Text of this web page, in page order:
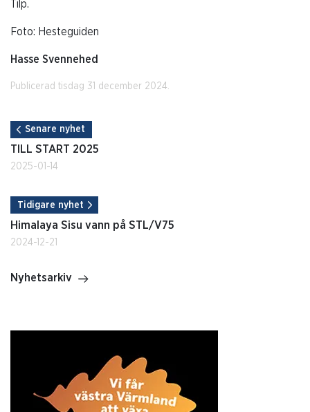
Tilp.
Foto: Hesteguiden
Hasse Svennehed
Publicerad tisdag 31 december 2024.
Senare nyhet
TILL START 2025
2025-01-14
Tidigare nyhet
Himalaya Sisu vann på STL/V75
2024-12-21
Nyhetsarkiv